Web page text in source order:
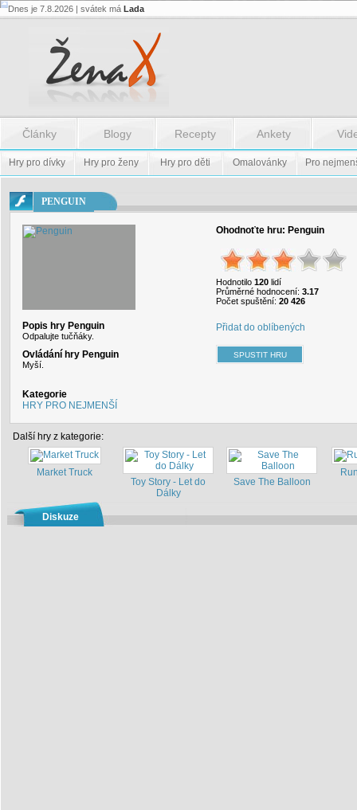
Flash.nazev
Flash.nazev
Dnes je 7.8.2026 | svátek má Lada
Články Blogy Recepty Ankety
Hry pro dívky Hry pro ženy Hry pro děti Omalovánky Pro
PENGUIN
Popis hry Penguin
Odpalujte tučňáky.
Ovládání hry Penguin
Myší.
Kategorie
HRY PRO NEJMENŠÍ
Ohodnoťte hru: Penguin
Hodnotilo 120 lidí
Průměrné hodnocení: 3.17
Počet spuštění: 20 426
Přidat do oblíbených
Další hry z kategorie:
Market Truck
Toy Story - Let do
Dálky
Save The Balloon
Diskuze